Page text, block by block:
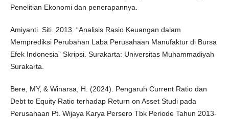
Penelitian Ekonomi dan penerapannya.
Amiyanti. Siti. 2013. “Analisis Rasio Keuangan dalam
Memprediksi Perubahan Laba Perusahaan Manufaktur di Bursa
Efek Indonesia” Skripsi. Surakarta: Universitas Muhammadiyah
Surakarta.
Bere, MY, & Winarsa, H. (2024). Pengaruh Current Ratio dan
Debt to Equity Ratio terhadap Return on Asset Studi pada
Perusahaan Pt. Wijaya Karya Persero Tbk Periode Tahun 2013-